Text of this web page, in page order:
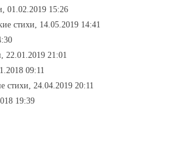
01.02.2019 15:26
стихи, 14.05.2019 14:41
22.01.2019 21:01
09:11
стихи, 24.04.2019 20:11
19:39